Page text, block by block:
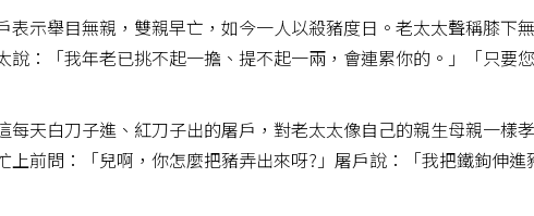
表示舉目無親，雙親早亡，如今一人以殺豬度日。老太太聲稱膝下
：「我年老已挑不起一擔、提不起一兩，會連累你的。」「只要
每天白刀子進、紅刀子出的屠戶，對老太太像自己的親生母親一樣
上前問：「兒啊，你怎麼把豬弄出來呀?」屠戶說：「我把鐵鉤伸進